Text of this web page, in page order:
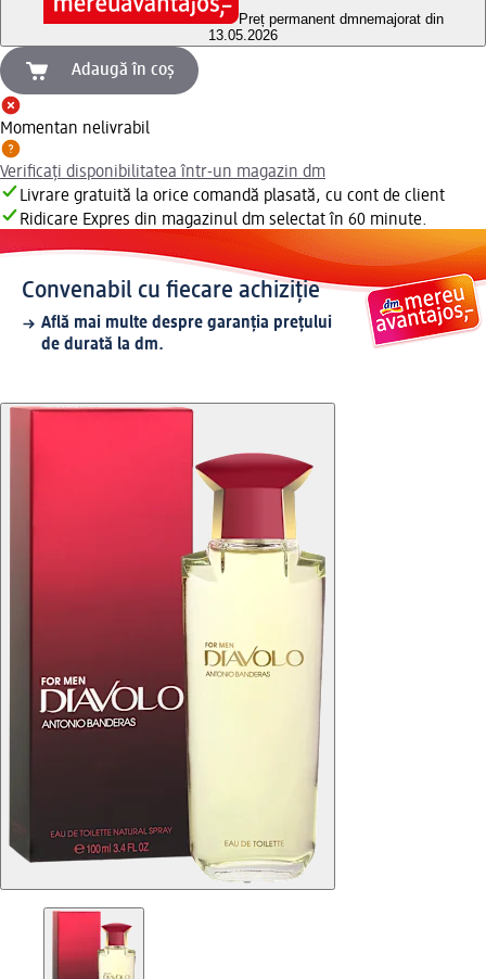
Preț permanent dmnemajorat din
13.05.2026
Adaugă în coș
Momentan nelivrabil
Verificați disponibilitatea într-un magazin dm
Livrare gratuită la orice comandă plasată, cu cont de client
Ridicare Expres din magazinul dm selectat în 60 minute.
Convenabil cu fiecare achiziție
Află mai multe despre garanția prețului
de durată la dm.